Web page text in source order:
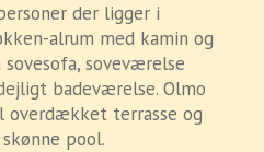
der ligger i
alrum med kamin og
soveværelse
badeværelse. Olmo
overdækket terrasse og
pool.